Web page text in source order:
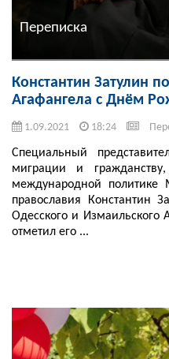
Переписка
Константин Затулин
Агафангела с Днём
1.09.2021 18:24
Специальный
миграции и
международной политике
православия Константин
Одесского и
отметил его ...